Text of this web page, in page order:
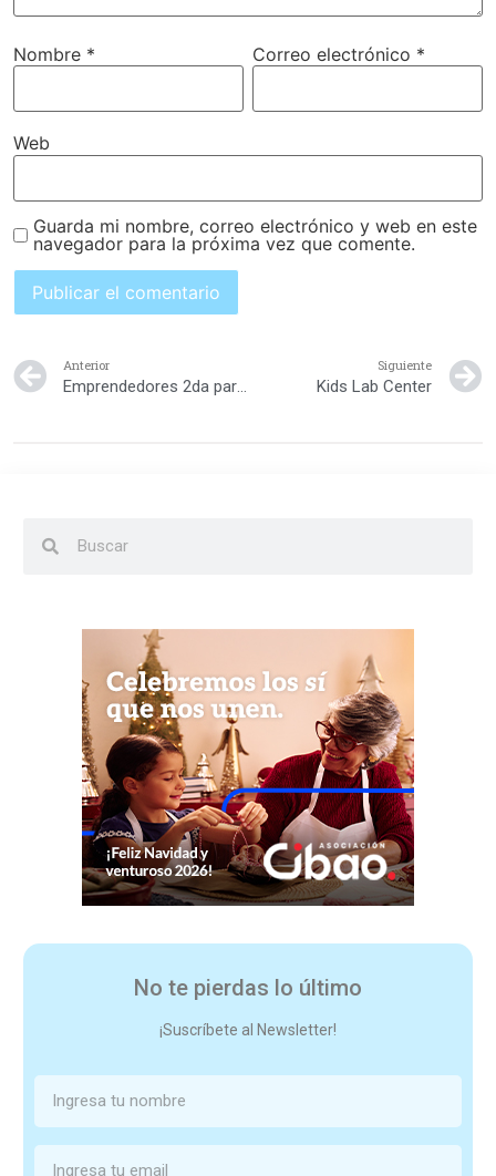
Nombre * Correo electrónico *
Web
Guarda mi nombre, correo electrónico y web en este
navegador para la próxima vez que comente.
Anterior
Emprendedores 2da parte
Siguiente
Kids Lab Center
No te pierdas lo último
¡Suscríbete al Newsletter!